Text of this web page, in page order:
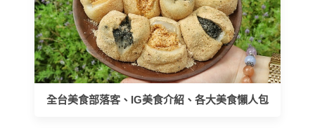
全台美食部落客、IG美食介紹、各大美食懶人包